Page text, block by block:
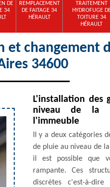
DE
34
REMPLACEMENT
DE FAITAGE 34
HÉRAULT
TRAITEMENT
HYDROFUGE
TOITURE 34
HÉRAULT
changement
34600
L'installation des
niveau de la
l'immeuble
Il y a deux catégories
de pluie au niveau de
il est possible que
rampante. Ces
discrètes c'est-à-